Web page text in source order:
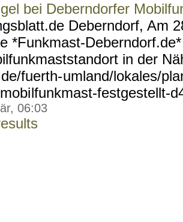
bei Deberndorfer
Deberndorf, Am
*Funkmast-
in der
fuerth-umland/lokales/
lfunkmast-festgestellt-
06:03